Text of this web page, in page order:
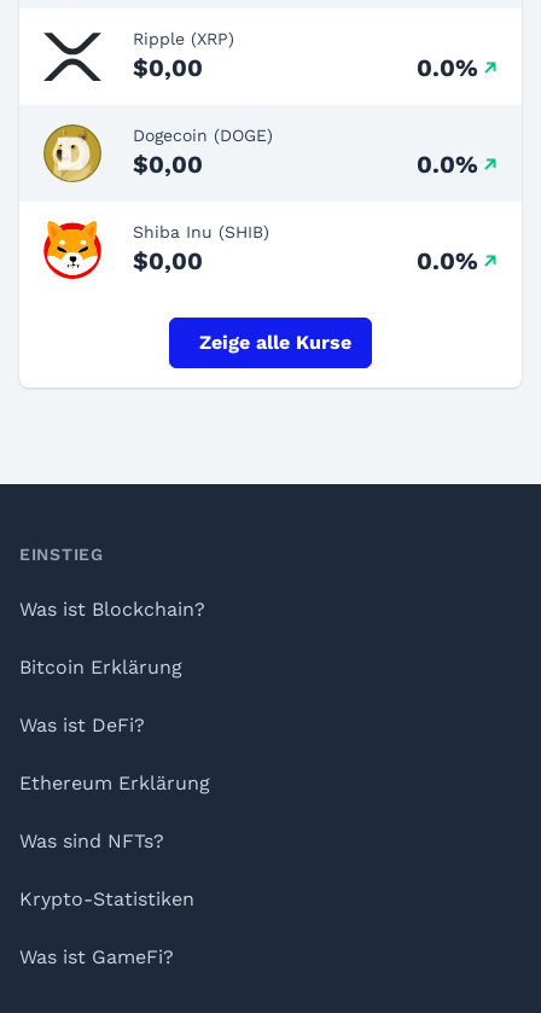
Ripple (XRP)
$0,00 0.0%
Dogecoin (DOGE)
$0,00 0.0%
Shiba Inu (SHIB)
$0,00 0.0%
Zeige alle Kurse
Footer
EINSTIEG
Was ist Blockchain?
Bitcoin Erklärung
Was ist DeFi?
Ethereum Erklärung
Was sind NFTs?
Krypto-Statistiken
Was ist GameFi?